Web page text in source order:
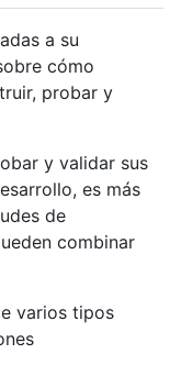
a su
cómo
probar y
y validar sus
es más
de
combinar
varios tipos